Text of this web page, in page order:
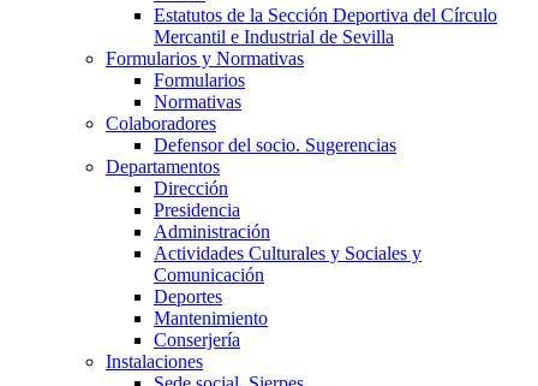
Estatutos de la Sección Deportiva del Círculo
Mercantil e Industrial de Sevilla
Formularios y Normativas
Formularios
Normativas
Colaboradores
Defensor del socio. Sugerencias
Departamentos
Dirección
Presidencia
Administración
Actividades Culturales y Sociales y
Comunicación
Deportes
Mantenimiento
Conserjería
Instalaciones